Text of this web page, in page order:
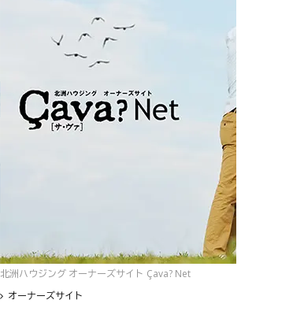
北洲ハウジング オーナーズサイト Çava? Net
オーナーズサイト